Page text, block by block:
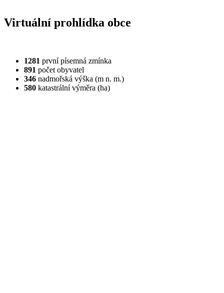
Virtuální prohlídka obce
1281 první písemná zmínka
891 počet obyvatel
346 nadmořská výška (m n. m.)
580 katastrální výměra (ha)